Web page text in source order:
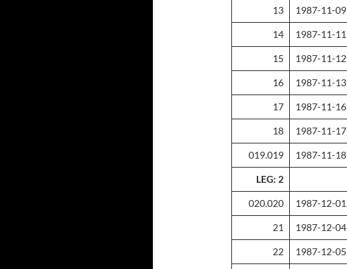
13 1987-11-09
14 1987-11-11
15 1987-11-12
16 1987-11-13
17 1987-11-16
18 1987-11-17
019.019 1987-11-18
LEG: 2
020.020 1987-12-01
21 1987-12-04
22 1987-12-05